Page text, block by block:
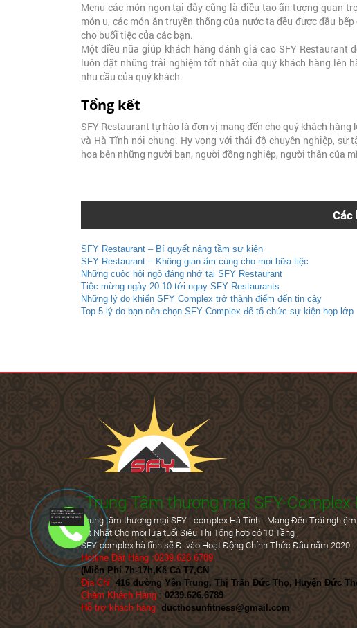
Menu các món ngon tại đây cũng là điều tạo ấn tượng quan
món u, các món ăn truyền thống của nước ta đều được đầu
cho buổi tiệc của các bạn.
Một điều nữa giúp khách hàng đánh giá cao SFY
luôn đặt những trải nghiệm tốt nhất của quý khách hàng lên
nhu cầu của quý khách.
Tổng kết
SFY Restaurant tự hào là đơn vị mang đến cho quý khách
và Hà Tĩnh nói chung. Hy vọng với thái độ chuyên nghiệp,
hoa bên những người bạn, người đồng nghiệp, người thân của
Các
SFY Restaurant – Bí quyết nâng tầm sự kiện
SFY Restaurant – Không gian ấm cúng cho mọi bữa tiệc
Những cuộc hội ngộ đáng nhớ tại SFY Restaurant
Tiệc mừng ngày 20.10 tới ngay SFY Restaurants
Những lý do khiến SFY Complex trở thành điểm đến tin cậy
Top 5 lý do bạn nên chọn SFY Complex để tổ chức sự kiện họp lớp
Trung Tâm thương mại SFY-Complex
Trung tâm thương mại SFY - complex Hà Tĩnh - Mang Đến Trái
tốt Nhất Cho mọi lứa tuổi.Siêu Thị Tổng hợp có 10 Tầng ,
SFY-complex hà tĩnh sẽ Đi vào Hoạt Động Chính Thức Đầu năm 2020.
Hotline Đặt Hàng :0239.626.6789
(Miễn Phí 7h-17h,Kể Cả T7,CN
Địa Chỉ 416 đường Yên Trung, Thị Trấn Đức Thọ, Huyện Đức
Chăm Khách Hàng : 0239.626.6789
Hỗ trợ khách hàng: ducthosunfitness@gmail.com